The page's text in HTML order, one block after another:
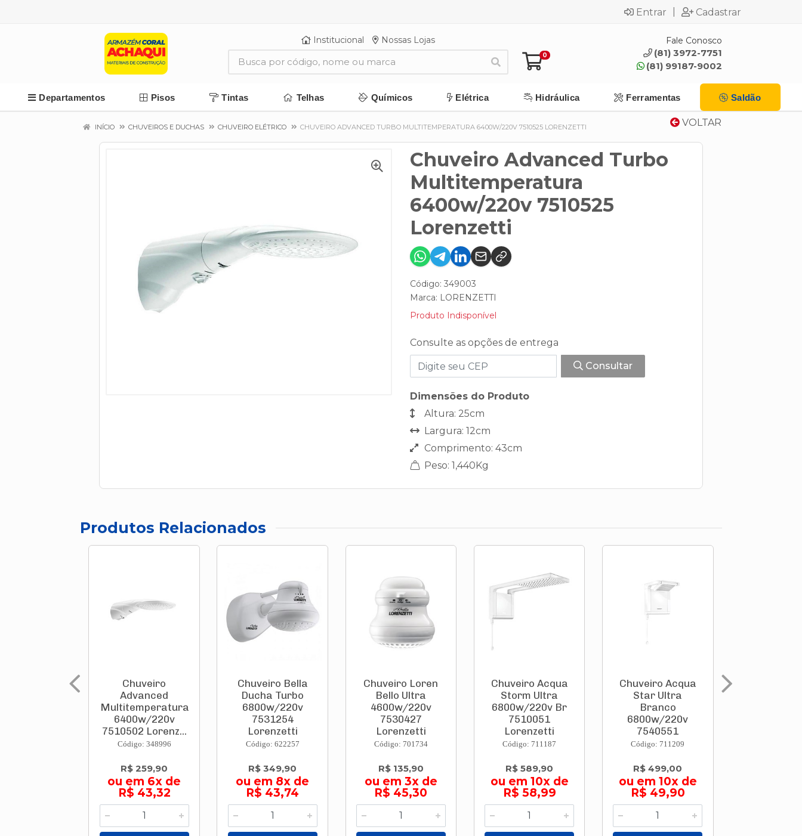
Entrar Cadastrar
Institucional Nossas Lojas
0
Fale Conosco
(81) 3972-7751
(81) 99187-9002
Departamentos Pisos Tintas Telhas Químicos Elétrica Hidráulica Ferramentas Saldão
VOLTAR
INÍCIO CHUVEIROS E DUCHAS CHUVEIRO ELÉTRICO CHUVEIRO ADVANCED TURBO MULTITEMPERATURA 6400W/220V 7510525 LORENZETTI
Chuveiro Advanced Turbo
Multitemperatura
6400w/220v 7510525
Lorenzetti
Código: 349003
Marca: LORENZETTI
Produto Indisponível
Consulte as opções de entrega
Consultar
Dimensões do Produto
Altura: 25cm
Largura: 12cm
Comprimento: 43cm
Peso: 1,440Kg
Produtos Relacionados
Chuveiro
Advanced
Multitemperatura
6400w/220v
7510502 Lorenz...
Código: 348996
R$ 259,90
ou em 6x de
R$ 43,32
Chuveiro Bella
Ducha Turbo
6800w/220v
7531254
Lorenzetti
Código: 622257
R$ 349,90
ou em 8x de
R$ 43,74
Chuveiro Loren
Bello Ultra
4600w/220v
7530427
Lorenzetti
Código: 701734
R$ 135,90
ou em 3x de
R$ 45,30
Chuveiro Acqua
Storm Ultra
6800w/220v Br
7510051
Lorenzetti
Código: 711187
R$ 589,90
ou em 10x de
R$ 58,99
Chuveiro Acqua
Star Ultra
Branco
6800w/220v
7540551
Lorenzet...
Código: 711209
R$ 499,00
ou em 10x de
R$ 49,90